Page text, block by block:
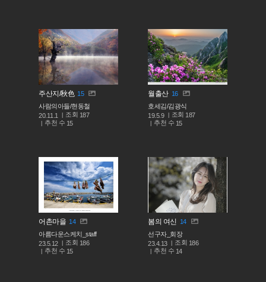
주산지/秋色 15
사람의아들/현동철
20.11.1
조회 187
추천 수 15
월출산 16
호세김/김광식
19.5.9
조회 187
추천 수 15
어촌마을 14
아름다운스케치_staff
23.5.12
조회 186
추천 수 15
봄의 여신 14
선구자_회장
23.4.13
조회 186
추천 수 14